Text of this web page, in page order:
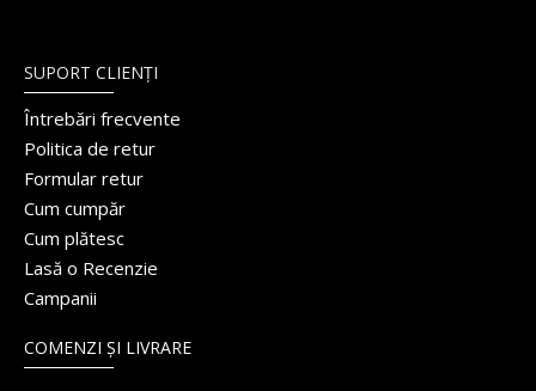
SUPORT CLIENȚI
Întrebări frecvente
Politica de retur
Formular retur
Cum cumpăr
Cum plătesc
Lasă o Recenzie
Campanii
COMENZI ȘI LIVRARE